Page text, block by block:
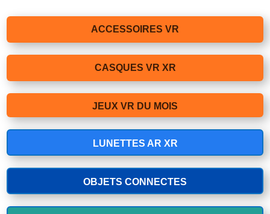
ACCESSOIRES VR
CASQUES VR XR
JEUX VR DU MOIS
LUNETTES AR XR
OBJETS CONNECTES